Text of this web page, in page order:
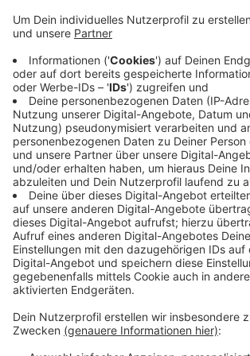
Veröffentlicht:Dienstag, 20.04.2021 10:37
Anzeige
Das ehemalige Flüchtlingsdorf soll vom
Freiherr-vom-Stein Gymnasium genutzt
dieser Woche können sich Interessierte
über die Pläne bei der Stadt informieren.
Umzug der Bewohner in die neue
an der Sandstraße in Opladen werden
Schlebusch nicht mehr für
Anzeige